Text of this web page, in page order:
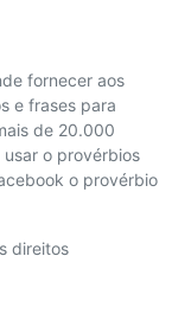
fornecer aos
e frases para
de 20.000
o provérbios
o provérbio
direitos